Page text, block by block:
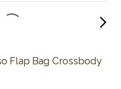
Flap Bag Crossbody